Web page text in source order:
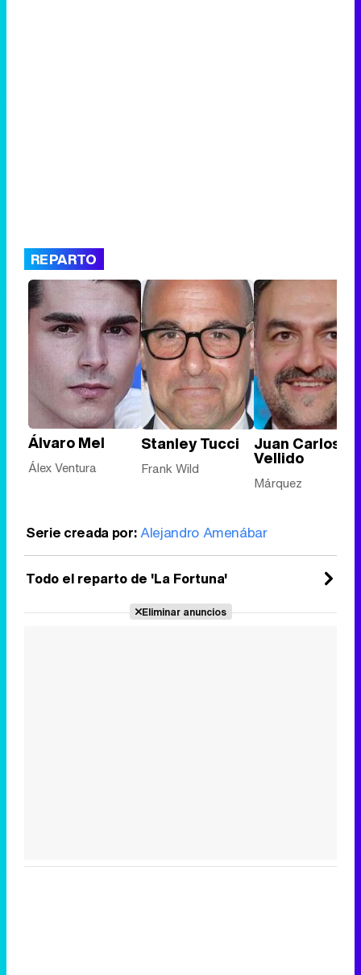
REPARTO
Álvaro Mel
Álex Ventura
Stanley Tucci
Frank Wild
Juan Carlos
Vellido
Márquez
Serie creada por:Alejandro Amenábar
Todo el reparto de 'La Fortuna'
Eliminar anuncios